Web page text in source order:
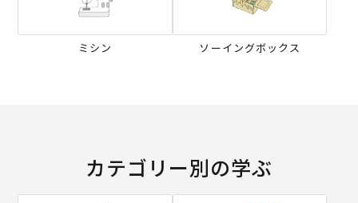
ミシン ソーイングボックス
カテゴリー別の学ぶ